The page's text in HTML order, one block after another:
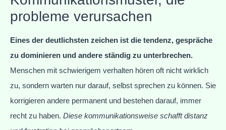
probleme verursachen
Eines der deutlichsten zeichen ist die tendenz, gespräche
zu dominieren und andere ständig zu unterbrechen.
Menschen mit schwierigem verhalten hören oft nicht wirklich
zu, sondern warten nur darauf, selbst sprechen zu können. Sie
korrigieren andere permanent und bestehen darauf, immer
recht zu haben. Diese kommunikationsweise schafft distanz